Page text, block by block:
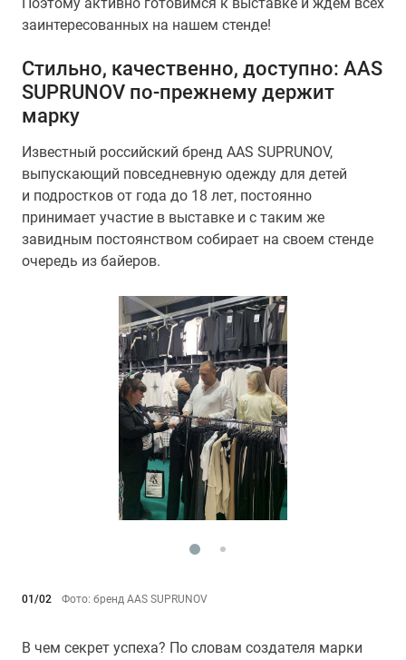
заинтересованных на нашем стенде!
Стильно, качественно, доступно: AAS
SUPRUNOV по-прежнему держит
марку
Известный российский бренд AAS SUPRUNOV,
выпускающий повседневную одежду для детей
и подростков от года до 18 лет, постоянно
принимает участие в выставке и с таким же
завидным постоянством собирает на своем стенде
очередь из байеров.
01/02 Фото: бренд AAS SUPRUNOV
В чем секрет успеха? По словам создателя марки